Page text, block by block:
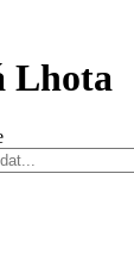
Lhota